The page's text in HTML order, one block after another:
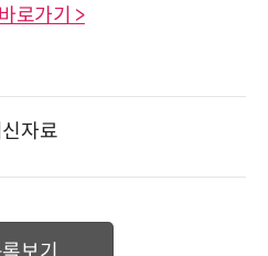
로가기 >
자료